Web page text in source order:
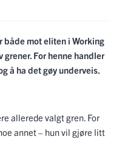
både mot eliten i Working
For henne handler
å ha det gøy underveis.
allerede valgt gren. For
annet – hun vil gjøre litt